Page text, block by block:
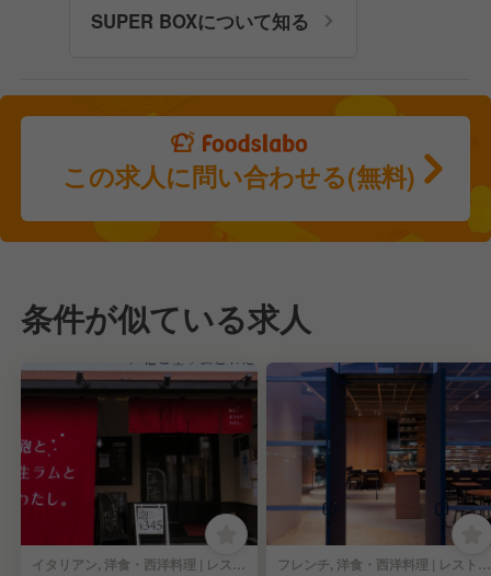
SUPER BOXについて知る
この求人に問い合わせる(無料)
条件が似ている求人
イタリアン, 洋食・西洋料理 | レストランサービス・ホールスタッフ フレンチ, 洋食・西洋料理 | レストランサービス・ホールスタッフ